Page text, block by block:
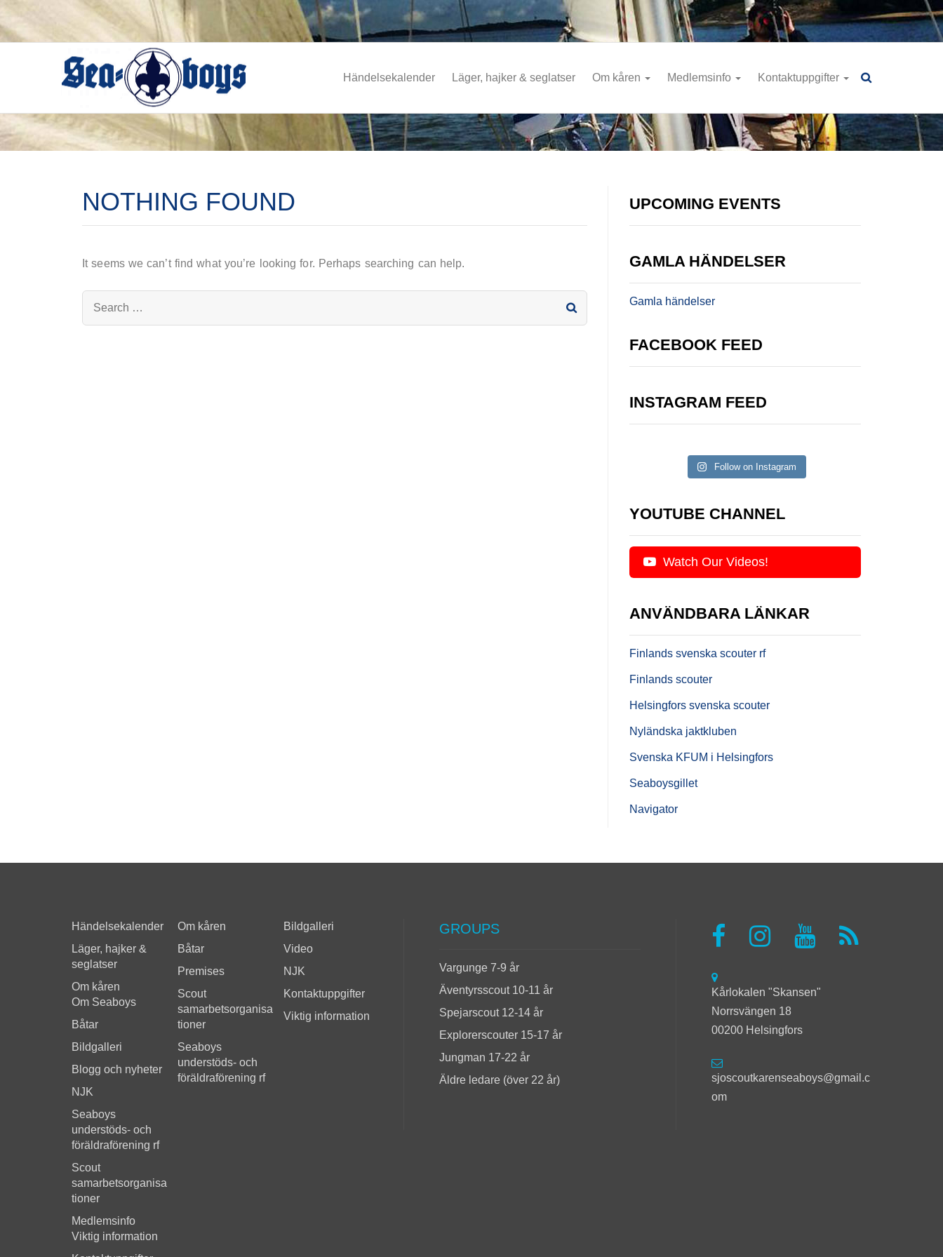
to
content
Händelsekalender Läger, hajker & seglatser Om kåren Medlemsinfo Kontaktuppgifter
NOTHING FOUND
It seems we can’t find what you’re looking for. Perhaps searching can help.
for:
UPCOMING EVENTS
GAMLA HÄNDELSER
Gamla händelser
FACEBOOK FEED
INSTAGRAM FEED
Follow on Instagram
YOUTUBE CHANNEL
Watch Our Videos!
ANVÄNDBARA LÄNKAR
Finlands svenska scouter rf
Finlands scouter
Helsingfors svenska scouter
Nyländska jaktkluben
Svenska KFUM i Helsingfors
Seaboysgillet
Navigator
Händelsekalender
Läger, hajker &
seglatser
Om kåren
Om Seaboys
Båtar
Bildgalleri
Blogg och nyheter
NJK
Seaboys
understöds- och
föräldraförening rf
Scout
samarbetsorganisa
tioner
Medlemsinfo
Viktig information
Om kåren
Båtar
Premises
Scout
samarbetsorganisa
tioner
Seaboys
understöds- och
föräldraförening rf
Bildgalleri
Video
NJK
Kontaktuppgifter
Viktig information
GROUPS
Vargunge 7-9 år
Äventyrsscout 10-11 år
Spejarscout 12-14 år
Explorerscouter 15-17 år
Jungman 17-22 år
Äldre ledare (över 22 år)
Kårlokalen "Skansen"
Norrsvängen 18
00200 Helsingfors
sjoscoutkarenseaboys@gmail.c
om